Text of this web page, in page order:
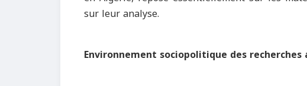
sur leur analyse.
Environnement sociopolitique des recherches